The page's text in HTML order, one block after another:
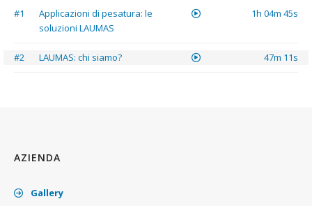
#1
Applicazioni di pesatura: le
soluzioni LAUMAS
1h 04m 45s
#2 LAUMAS: chi siamo? 47m 11s
AZIENDA
Gallery